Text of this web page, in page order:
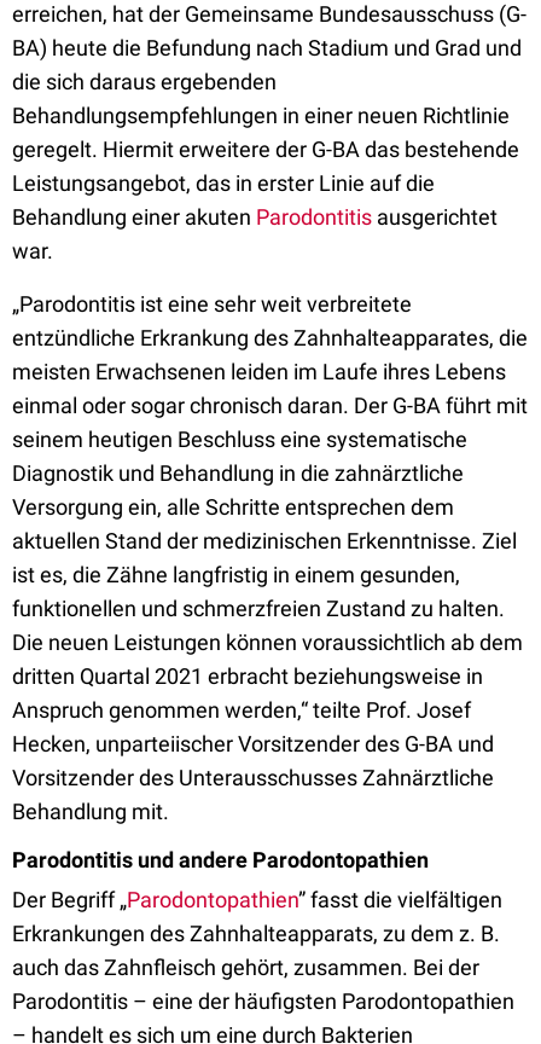
erreichen, hat der Gemeinsame Bundesausschuss (G-
BA) heute die Befundung nach Stadium und Grad und
die sich daraus ergebenden
Behandlungsempfehlungen in einer neuen Richtlinie
geregelt. Hiermit erweitere der G-BA das bestehende
Leistungsangebot, das in erster Linie auf die
Behandlung einer akuten Parodontitis ausgerichtet
war.
„Parodontitis ist eine sehr weit verbreitete
entzündliche Erkrankung des Zahnhalteapparates, die
meisten Erwachsenen leiden im Laufe ihres Lebens
einmal oder sogar chronisch daran. Der G-BA führt mit
seinem heutigen Beschluss eine systematische
Diagnostik und Behandlung in die zahnärztliche
Versorgung ein, alle Schritte entsprechen dem
aktuellen Stand der medizinischen Erkenntnisse. Ziel
ist es, die Zähne langfristig in einem gesunden,
funktionellen und schmerzfreien Zustand zu halten.
Die neuen Leistungen können voraussichtlich ab dem
dritten Quartal 2021 erbracht beziehungsweise in
Anspruch genommen werden,“ teilte Prof. Josef
Hecken, unparteiischer Vorsitzender des G-BA und
Vorsitzender des Unterausschusses Zahnärztliche
Behandlung mit.
Parodontitis und andere Parodontopathien
Der Begriff „Parodontopathien” fasst die vielfältigen
Erkrankungen des Zahnhalteapparats, zu dem z. B.
auch das Zahnfleisch gehört, zusammen. Bei der
Parodontitis – eine der häufigsten Parodontopathien
– handelt es sich um eine durch Bakterien